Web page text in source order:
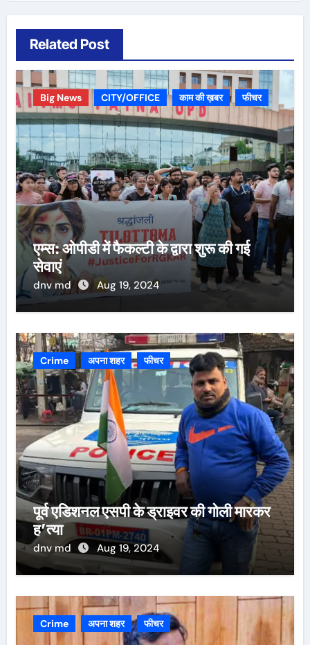
Related Post
Big News CITY/OFFICE काम की ख़बर फीचर
एम्स: ओपीडी में फैकल्टी के द्वारा शुरू की गई
सेवाएं
dnv md Aug 19, 2024
Crime अपना शहर फीचर
पूर्व एडिशनल एसपी के ड्राइवर की गोली मारकर
ह’त्या
dnv md Aug 19, 2024
Crime अपना शहर फीचर